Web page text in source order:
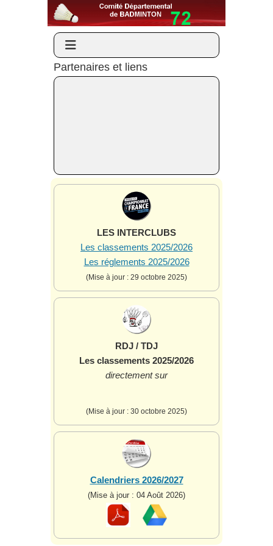
Partenaires et liens
LES INTERCLUBS
Les classements 2025/2026
Les réglements 2025/2026
(Mise à jour : 29 octobre 2025)
RDJ / TDJ
Les classements 2025/2026
directement sur
(Mise à jour : 30 octobre 2025)
Calendriers 2026/2027
(Mise à jour : 04 Août 2026)